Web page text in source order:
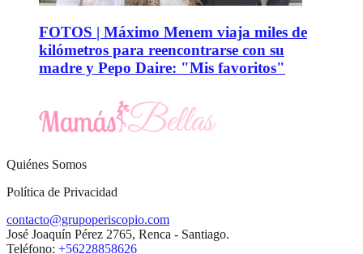
FOTOS | Máximo Menem viaja miles de
kilómetros para reencontrarse con su
madre y Pepo Daire: "Mis favoritos"
Quiénes Somos
Política de Privacidad
contacto@grupoperiscopio.com
José Joaquín Pérez 2765, Renca - Santiago.
Teléfono: +56228858626